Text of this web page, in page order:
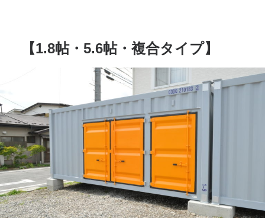
【1.8帖・5.6帖・複合タイプ】